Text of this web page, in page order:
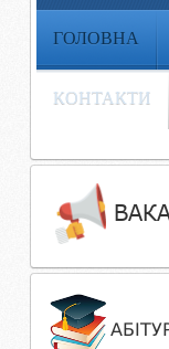
ГОЛОВНА
КОНТАКТИ